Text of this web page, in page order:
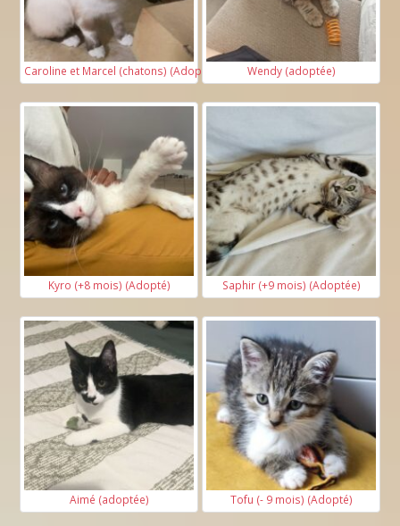
Caroline et Marcel (chatons) (Adoptés) Wendy (adoptée)
Kyro (+8 mois) (Adopté) Saphir (+9 mois) (Adoptée)
Aimé (adoptée) Tofu (- 9 mois) (Adopté)